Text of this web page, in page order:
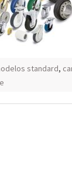
standard,